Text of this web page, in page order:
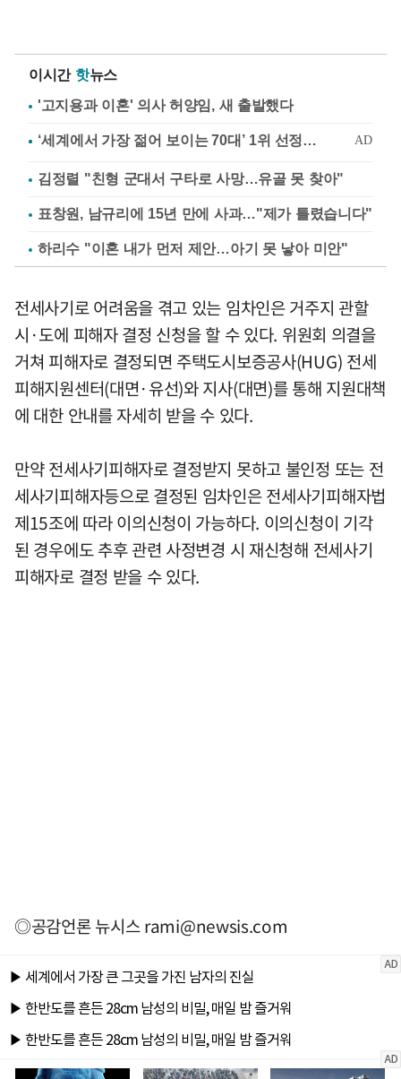
이시간 핫뉴스
'고지용과 이혼' 의사 허양임, 새 출발했다
김정렬 "친형 군대서 구타로 사망…유골 못 찾아"
표창원, 남규리에 15년 만에 사과…"제가 틀렸습니다"
하리수 "이혼 내가 먼저 제안…아기 못 낳아 미안"
전세사기로 어려움을 겪고 있는 임차인은 거주지 관할
시·도에 피해자 결정 신청을 할 수 있다. 위원회 의결을
거쳐 피해자로 결정되면 주택도시보증공사(HUG) 전세
피해지원센터(대면·유선)와 지사(대면)를 통해 지원대책
에 대한 안내를 자세히 받을 수 있다.
만약 전세사기피해자로 결정받지 못하고 불인정 또는 전
세사기피해자등으로 결정된 임차인은 전세사기피해자법
제15조에 따라 이의신청이 가능하다. 이의신청이 기각
된 경우에도 추후 관련 사정변경 시 재신청해 전세사기
피해자로 결정 받을 수 있다.
◎공감언론 뉴시스rami@newsis.com